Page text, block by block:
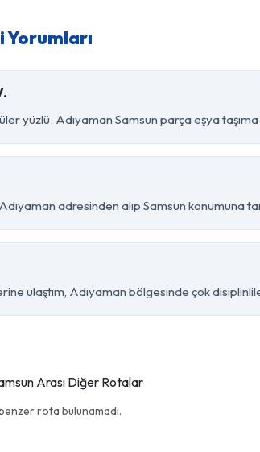
Yorumları
yüzlü. Adıyaman Samsun parça eşya
adresinden alıp Samsun konumuna
ulaştım, Adıyaman bölgesinde çok
Arası Diğer Rotalar
rota bulunamadı.